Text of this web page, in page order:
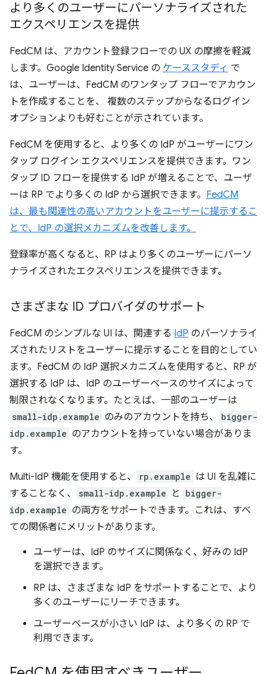
より多くのユーザーにパーソナライズされた
エクスペリエンスを提供
FedCM は、アカウント登録フローでの UX の摩擦を軽減
します。Google Identity Service の ケーススタディ で
は、ユーザーは、FedCM のワンタップ フローでアカウン
トを作成することを、 複数のステップからなるログイン
オプションよりも好むことが示されています。
FedCM を使用すると、より多くの IdP がユーザーにワン
タップ ログイン エクスペリエンスを提供できます。ワン
タップ ID フローを提供する IdP が増えることで、ユーザ
ーは RP でより多くの IdP から選択できます。 FedCM
は、最も関連性の高いアカウントをユーザーに提示するこ
とで、IdP の選択メカニズムを改善します。
登録率が高くなると、RP はより多くのユーザーにパーソ
ナライズされたエクスペリエンスを提供できます。
さまざまな ID プロバイダのサポート
FedCM のシンプルな UI は、関連する IdP のパーソナライ
ズされたリストをユーザーに提示することを目的としてい
ます。FedCM の IdP 選択メカニズムを使用すると、RP が
選択する IdP は、IdP のユーザーベースのサイズによって
制限されなくなります。たとえば、一部のユーザーは
small-idp.example のみのアカウントを持ち、
bigger-
idp.example のアカウントを持っていない場合がありま
す。
Multi-IdP 機能を使用すると、 rp.example は UI を乱雑に
することなく、
small-idp.example と
bigger-
idp.example の両方をサポートできます。これは、すべ
ての関係者にメリットがあります。
ユーザーは、IdP のサイズに関係なく、好みの IdP
を選択できます。
RP は、さまざまな IdP をサポートすることで、より
多くのユーザーにリーチできます。
ユーザーベースが小さい IdP は、より多くの RP で
利用できます。